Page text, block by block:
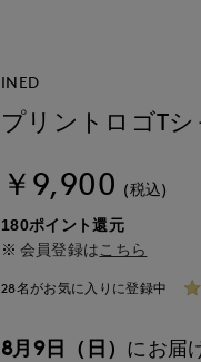
INED
プリントロゴTシ
￥9,900 (税込)
180ポイント還元
会員登録は こちら
28名がお気に入りに登録中
8月9日（日） にお届